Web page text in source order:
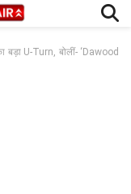
U-Turn, बोलीं- ‘Dawood